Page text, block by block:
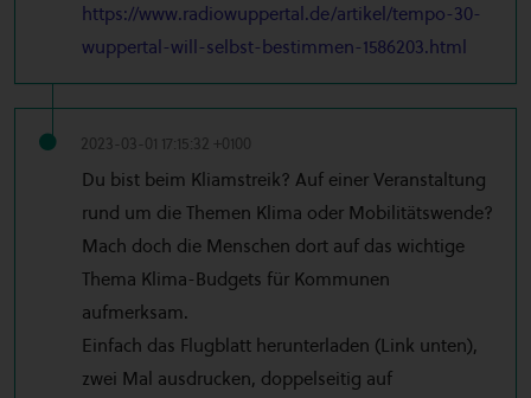
https://www.radiowuppertal.de/artikel/tempo-30-
wuppertal-will-selbst-bestimmen-1586203.html
2023-03-01 17:15:32 +0100
Du bist beim Kliamstreik? Auf einer Veranstaltung
rund um die Themen Klima oder Mobilitätswende?
Mach doch die Menschen dort auf das wichtige
Thema Klima-Budgets für Kommunen
aufmerksam.
Einfach das Flugblatt herunterladen (Link unten),
zwei Mal ausdrucken, doppelseitig auf